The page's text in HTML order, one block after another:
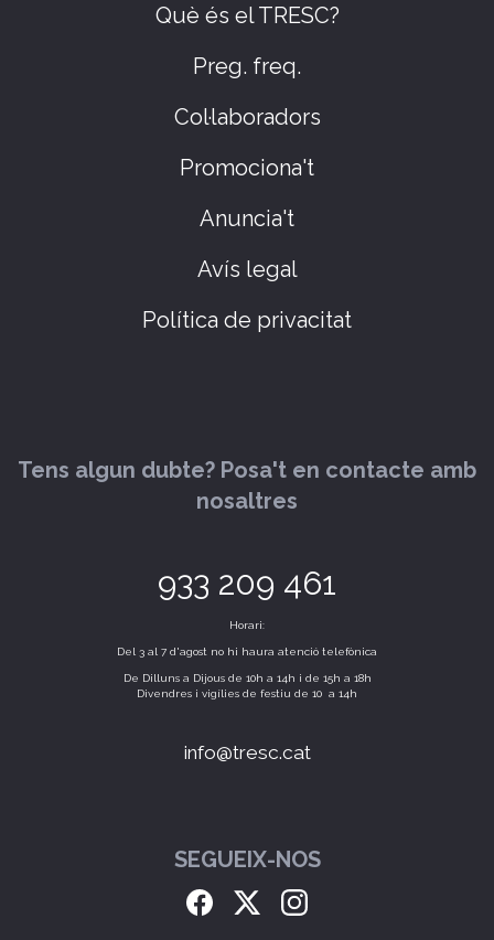
Què és el TRESC?
Preg. freq.
Col·laboradors
Promociona't
Anuncia't
Avís legal
Política de privacitat
Tens algun dubte? Posa't en contacte amb
nosaltres
933 209 461
Horari:
Del 3 al 7 d'agost no hi haura atenció telefònica
De Dilluns a Dijous de 10h a 14h i de 15h a 18h
Divendres i vigílies de festiu de 10 a 14h
info@tresc.cat
SEGUEIX-NOS